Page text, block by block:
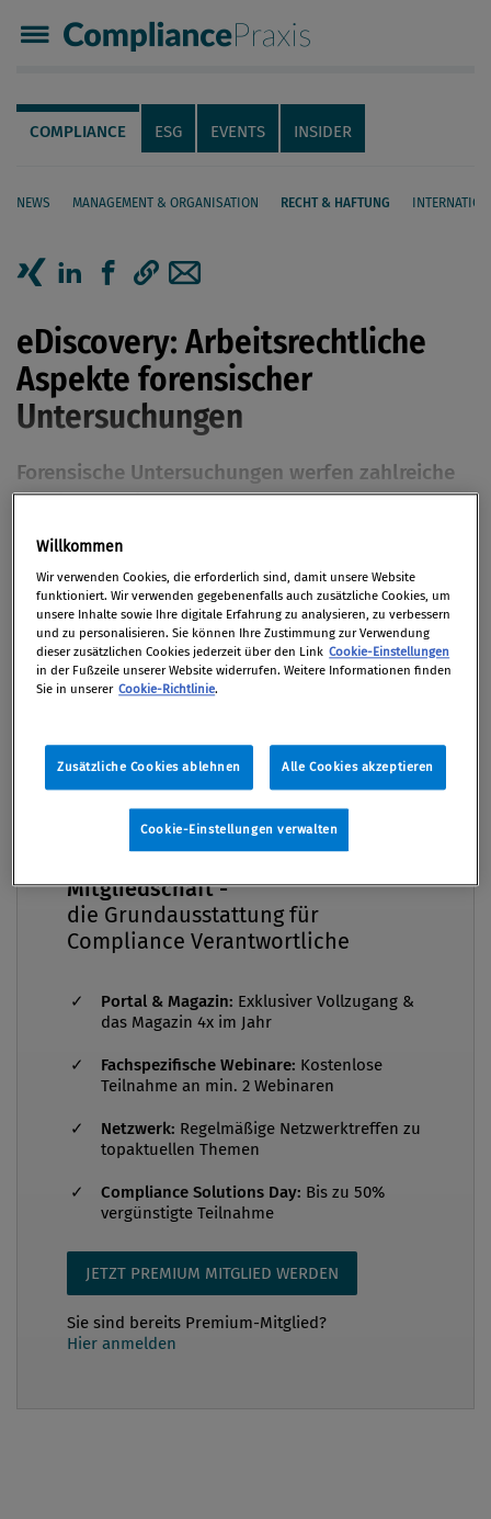
Compliance Praxis
Servicenavigation
Navigation
COMPLIANCE ESG EVENTS INSIDER
NEWS MANAGEMENT & ORGANISATION RECHT & HAFTUNG
Seiteninhalt
eDiscovery: Arbeitsrechtliche
Aspekte forensischer
Untersuchungen
Forensische Untersuchungen werfen zahlreiche
arbeitsrechtliche Fragen auf: Unter welchen
Bedingungen darf eine solche Untersuchung
und -Daten überhaupt durchgeführt werden?
Kommen dem Betriebsrat Mitwirkungsrechte zu?
Bei einem Erstverdacht bzw einer forensischen
Untersuchung sind außerdem arbeitsrechtliche
Beendigung des Arbeitsverhältnisses bis hin zur
Entlassung zu prüfen.
Dr. Ursula Roberts
04. März 2019 / Erschienen in Compliance Praxis
1/2019, S. 30
digitale Medien ist heute nicht mehr vorstellbar. Im
versendet, Dokumente erstellt und geteilt.
Informationsquelle für forensische Untersuchungen.
In eDiscovery-Projekten werden diese Daten
gesichert, ausgewertet, gefiltert und anschließend
als Grundlage für die Bewertung des vorliegenden
Sachverhalts bereitgestellt. Da die meisten
Untersuchungen im Unterne...
Premium
Mitgliedschaft -
die Grundausstattung für
Compliance Verantwortliche
Portal & Magazin: Exklusiver Vollzugang &
das Magazin 4x im Jahr
Fachspezifische Webinare: Kostenlose
Teilnahme an min. 2 Webinaren
Netzwerk: Regelmäßige Netzwerktreffen zu
topaktuellen Themen
Compliance Solutions Day: Bis zu 50%
vergünstigte Teilnahme
JETZT PREMIUM MITGLIED WERDEN
Sie sind bereits Premium-Mitglied?
Hier anmelden
Willkommen
Wir verwenden Cookies, die erforderlich sind, damit unsere Website
funktioniert. Wir verwenden gegebenenfalls auch zusätzliche Cookies, um
unsere Inhalte sowie Ihre digitale Erfahrung zu analysieren, zu verbessern
und zu personalisieren. Sie können Ihre Zustimmung zur Verwendung
dieser zusätzlichen Cookies jederzeit über den Link Cookie-Einstellungen
in der Fußzeile unserer Website widerrufen. Weitere Informationen finden
Sie in unserer Cookie-Richtlinie.
Zusätzliche Cookies ablehnen Alle Cookies akzeptieren
Cookie-Einstellungen verwalten